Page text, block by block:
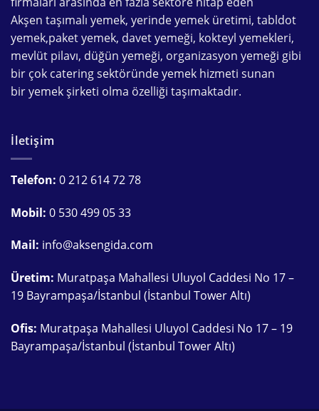
Akşen taşımalı yemek, yerinde yemek üretimi, tabldot
yemek,paket yemek, davet yemeği, kokteyl yemekleri,
mevlüt pilavı, düğün yemeği, organizasyon yemeği gibi
bir çok cateringsektöründeyemek hizmeti sunan
biryemek şirketi olma özelliği taşımaktadır.
İletişim
Telefon: 0 212 614 72 78
Mobil: 0 530 499 05 33
Mail: info@aksengida.com
Üretim: Muratpaşa Mahallesi Uluyol Caddesi No 17 –
19 Bayrampaşa/İstanbul (İstanbul Tower Altı)
Ofis: Muratpaşa Mahallesi Uluyol Caddesi No 17 – 19
Bayrampaşa/İstanbul (İstanbul Tower Altı)